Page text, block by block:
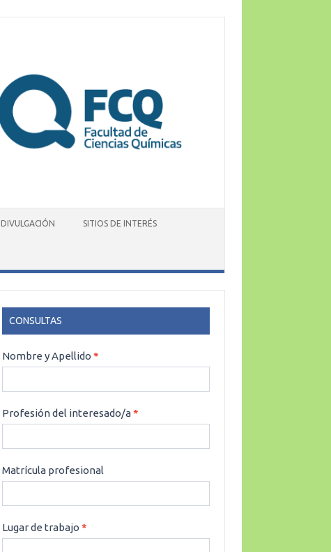
DIVULGACIÓN SITIOS DE INTERÉS
CONSULTAS
CONSULTAS
Nombre y Apellido*
Profesión del interesado/a*
Matrícula profesional
Lugar de trabajo*